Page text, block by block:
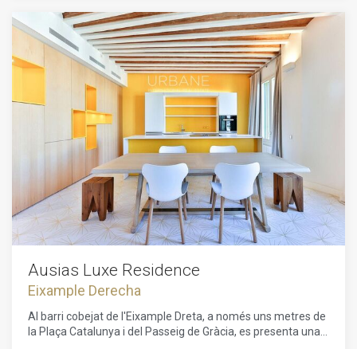
restaurant mediterrani saludable a la planta baixa. El
projecte té com a objectiu oferir un confort màxim al cor de
Barcelona, amb serveis de luxe com un xofer, seguretat
reforçada, consergeria multilingüe disponible les 24 hores,
lloguer de bicicletes, cabines de massatge i un majordom
virtual que respon de manera instantània a qualsevol
petició.Els habitatges oscil·len entre 65 m² i 232 m², amb
configuracions d'1 a 3 habitacions, algunes amb terrasses o
balcons. La joia d'aquesta residència és, sens dubte, l'àtic de
la sisena planta, amb una espectacular terrassa privada que
ofereix vistes panoràmiques. Els apartaments, dissenyats
pel prestigiós despatx Daar Architects, es distingeixen per
un disseny innovador i tecnologia d'avantguarda, garantint
un confort de vida incomparable.Un autèntic refugi de luxe
al cor de Barcelona, que representa una oportunitat
d'inversió excepcional per a aquells que busquen una
propietat única que combini tradició, disseny i serveis
exclusius.
Ausias Luxe Residence
Eixample Derecha
Al barri cobejat de l'Eixample Dreta, a només uns metres de
la Plaça Catalunya i del Passeig de Gràcia, es presenta una